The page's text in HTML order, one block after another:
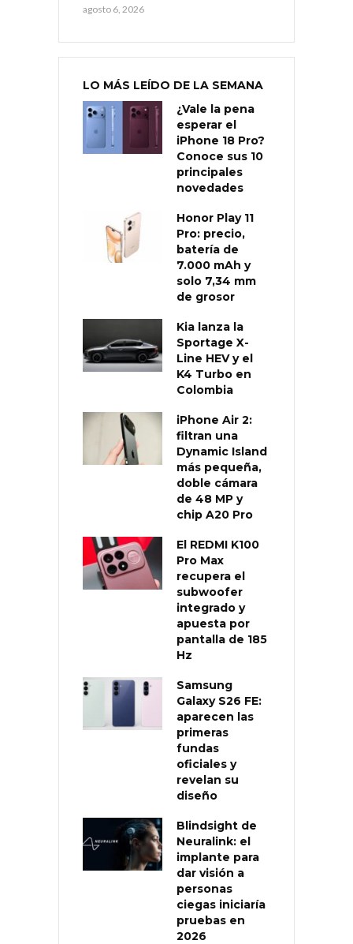
agosto 6, 2026
LO MÁS LEÍDO DE LA SEMANA
¿Vale la pena
esperar el
iPhone 18 Pro?
Conoce sus 10
principales
novedades
Honor Play 11
Pro: precio,
batería de
7.000 mAh y
solo 7,34 mm
de grosor
Kia lanza la
Sportage X-
Line HEV y el
K4 Turbo en
Colombia
iPhone Air 2:
filtran una
Dynamic Island
más pequeña,
doble cámara
de 48 MP y
chip A20 Pro
El REDMI K100
Pro Max
recupera el
subwoofer
integrado y
apuesta por
pantalla de 185
Hz
Samsung
Galaxy S26 FE:
aparecen las
primeras
fundas
oficiales y
revelan su
diseño
Blindsight de
Neuralink: el
implante para
dar visión a
personas
ciegas iniciaría
pruebas en
2026